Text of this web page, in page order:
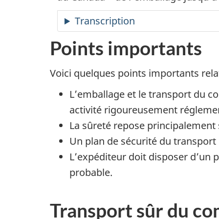
Transcription
Points importants
Voici quelques points importants
L’emballage et le transport du
activité rigoureusement
La sûreté repose
Un plan de sécurité du
L’expéditeur doit disposer d’un
probable.
Transport sûr du